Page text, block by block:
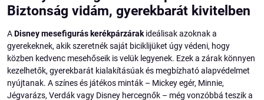
Biztonság vidám, gyerekbarát kivitelben
ADisney mesefigurás kerékpárzárak ideálisak azoknak a
gyerekeknek, akik szeretnék saját biciklijüket úgy védeni, hogy
közben kedvenc mesehőseik is velük legyenek. Ezek a zárak könnyen
kezelhetők, gyerekbarát kialakításúak és megbízható alapvédelmet
nyújtanak. A színes és játékos minták – Mickey egér, Minnie,
Jégvarázs, Verdák vagy Disney hercegnők – még vonzóbbá teszik a